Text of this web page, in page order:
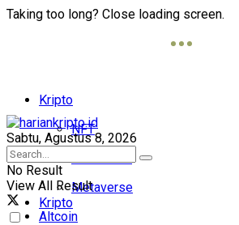
Taking too long? Close loading screen.
Kripto
NFT
Blockchain
Metaverse
Altcoin
Sabtu, Agustus 8, 2026
No Result
View All Result
Kripto